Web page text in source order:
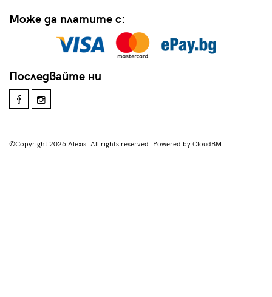
Може да платите с:
Последвайте ни
©Copyright 2026 Alexis. All rights reserved. Powered by CloudBM.